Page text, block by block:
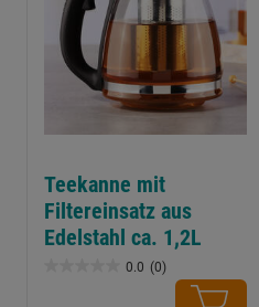
Teekanne mit
Filtereinsatz aus
Edelstahl ca. 1,2L
0.0 (0)